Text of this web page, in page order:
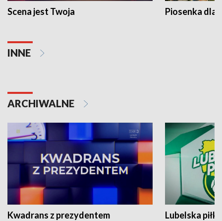
Scena jest Twoja Piosenka dla
INNE
ARCHIWALNE
Kwadrans z prezydentem Lubelska piłka